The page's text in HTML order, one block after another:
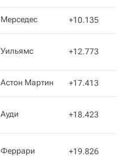
Мерседес +10.135
Уильямс +12.773
Астон Мартин +17.413
Ауди +18.423
Феррари +19.826